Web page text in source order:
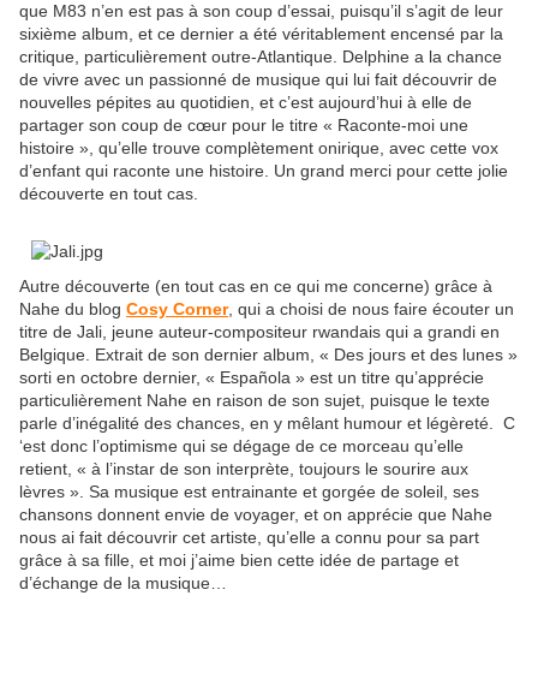
que M83 n’en est pas à son coup d’essai, puisqu’il s’agit de leur
sixième album, et ce dernier a été véritablement encensé par la
critique, particulièrement outre-Atlantique. Delphine a la chance
de vivre avec un passionné de musique qui lui fait découvrir de
nouvelles pépites au quotidien, et c’est aujourd’hui à elle de
partager son coup de cœur pour le titre « Raconte-moi une
histoire », qu’elle trouve complètement onirique, avec cette vox
d’enfant qui raconte une histoire. Un grand merci pour cette jolie
découverte en tout cas.
Autre découverte (en tout cas en ce qui me concerne) grâce à
Nahe du blog Cosy Corner, qui a choisi de nous faire écouter un
titre de Jali, jeune auteur-compositeur rwandais qui a grandi en
Belgique. Extrait de son dernier album, « Des jours et des lunes »
sorti en octobre dernier, « Española » est un titre qu’apprécie
particulièrement Nahe en raison de son sujet, puisque le texte
parle d’inégalité des chances, en y mêlant humour et légèreté.
C
‘est donc l’optimisme qui se dégage de ce morceau qu’elle
retient, « à l’instar de son interprète, toujours le sourire aux
lèvres ». Sa musique est entrainante et gorgée de soleil, ses
chansons donnent envie de voyager, et on apprécie que Nahe
nous ai fait découvrir cet artiste, qu’elle a connu pour sa part
grâce à sa fille, et moi j’aime bien cette idée de partage et
d’échange de la musique…